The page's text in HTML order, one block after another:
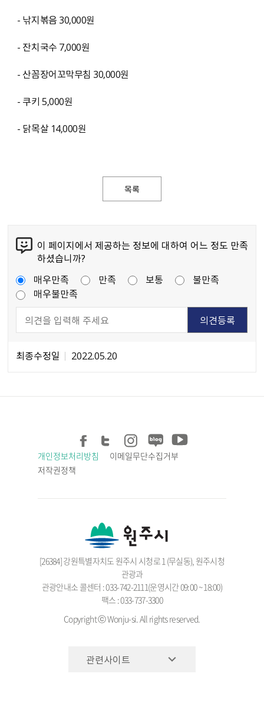
- 낚지볶음 30,000원
- 잔치국수 7,000원
- 산꼼장어꼬막무침 30,000원
- 쿠키 5,000원
- 닭목살 14,000원
목록
이 페이지에서 제공하는 정보에 대하여 어느 정도 만족
하셨습니까?
매우만족
만족 보통
불만족
매우불만족
최종수정일 2022.05.20
개인정보처리방침
이메일무단수집거부
저작권정책
[26384] 강원특별자치도 원주시 시청로 1 (무실동), 원주시청
관광과
관광안내소 콜센터 : 033-742-2111(운영시간 09:00 ~ 18:00)
팩스 : 033-737-3300
Copyright ⓒ Wonju-si. All rights reserved.
관련사이트